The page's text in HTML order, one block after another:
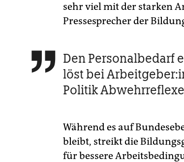
sehr viel mit der starken
Pressesprecher der
 Den Personalbedarf
löst bei
Politik
Während es auf
bleibt, streikt die
für bessere